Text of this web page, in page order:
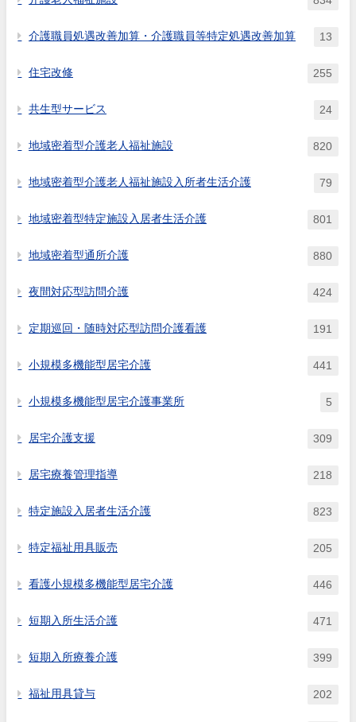
介護職員処遇改善加算・介護職員等特定処遇改善加算 13
住宅改修 255
共生型サービス 24
地域密着型介護老人福祉施設 820
地域密着型介護老人福祉施設入所者生活介護 79
地域密着型特定施設入居者生活介護 801
地域密着型通所介護 880
夜間対応型訪問介護 424
定期巡回・随時対応型訪問介護看護 191
小規模多機能型居宅介護 441
小規模多機能型居宅介護事業所 5
居宅介護支援 309
居宅療養管理指導 218
特定施設入居者生活介護 823
特定福祉用具販売 205
看護小規模多機能型居宅介護 446
短期入所生活介護 471
短期入所療養介護 399
福祉用具貸与 202